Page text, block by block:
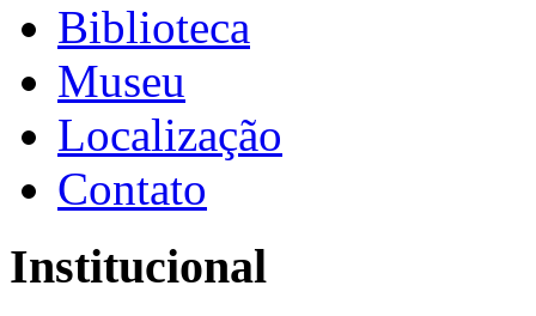
Biblioteca
Museu
Localização
Contato
Institucional